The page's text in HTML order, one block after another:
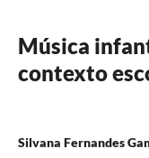
Música
contexto
Silvana Fernandes